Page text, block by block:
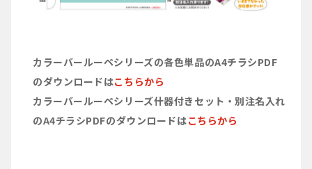
カラーバールーペシリーズの各色単品のA4チラシPDF
のダウンロードはこちらから
カラーバールーペシリーズ什器付きセット・別注名入れ
のA4チラシPDFのダウンロードはこちらから